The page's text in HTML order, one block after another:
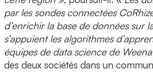
par les sondes connectées
d’enrichir la base de données sur
s’appuient les algorithmes
équipes de data science de
des deux sociétés dans un